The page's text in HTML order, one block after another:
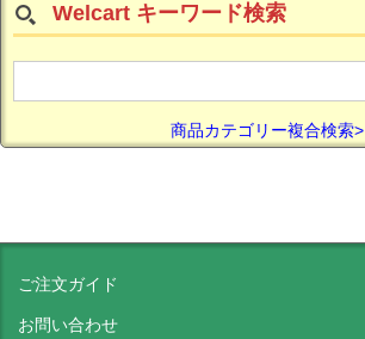
Welcart キーワード検索
商品カテゴリー複合検索>
ご注文ガイド
お問い合わせ